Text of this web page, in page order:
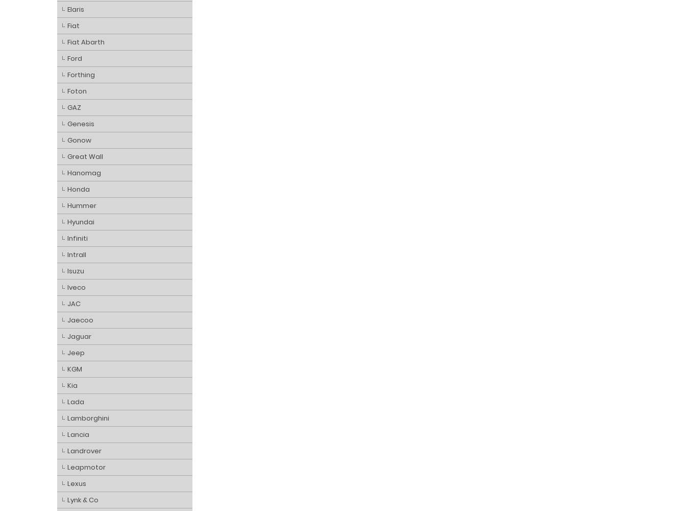
Elaris
Fiat
Fiat Abarth
Ford
Forthing
Foton
GAZ
Genesis
Gonow
Great Wall
Hanomag
Honda
Hummer
Hyundai
Infiniti
Intrall
Isuzu
Iveco
JAC
Jaecoo
Jaguar
Jeep
KGM
Kia
Lada
Lamborghini
Lancia
Landrover
Leapmotor
Lexus
Lynk & Co